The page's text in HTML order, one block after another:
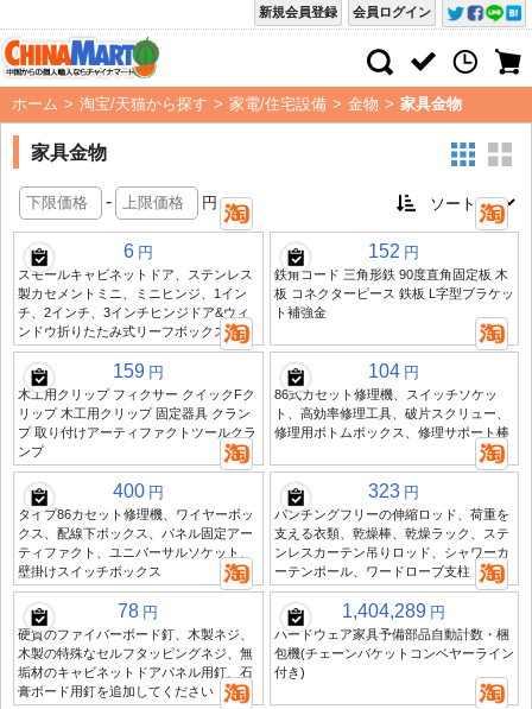
会員ログイン
新規会員登録
ホーム > 淘宝/天猫から探す > 家電/住宅設備 > 金物 > 家具金物
家具金物
- 円
6 円
スモールキャビネットドア、ステンレス
製カセメントミニ、ミニヒンジ、1イン
チ、2インチ、3インチヒンジドア&ウィ
ンドウ折りたたみ式リーフボックス
152 円
鉄角コード 三角形鉄 90度直角固定板 木
板 コネクターピース 鉄板 L字型ブラケッ
ト補強金
159 円
木工用クリップ フィクサー クイックFク
リップ 木工用クリップ 固定器具 クラン
プ 取り付けアーティファクトツールクラ
ンプ
104 円
86式カセット修理機、スイッチソケッ
ト、高効率修理工具、破片スクリュー、
修理用ボトムボックス、修理サポート棒
400 円
タイプ86カセット修理機、ワイヤーボッ
クス、配線下ボックス、パネル固定アー
ティファクト、ユニバーサルソケット、
壁掛けスイッチボックス
323 円
パンチングフリーの伸縮ロッド、荷重を
支える衣類、乾燥棒、乾燥ラック、ステ
ンレスカーテン吊りロッド、シャワーカ
ーテンポール、ワードローブ支柱
78 円
硬質のファイバーボード釘、木製ネジ、
木製の特殊なセルフタッピングネジ、無
垢材のキャビネットドアパネル用釘、石
膏ボード用釘を追加してください
1,404,289 円
ハードウェア家具予備部品自動計数・梱
包機(チェーンバケットコンベヤーライン
付き)